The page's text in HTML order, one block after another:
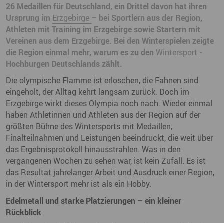
26 Medaillen für Deutschland, ein Drittel davon hat ihren
Ursprung im Erzgebirge – bei Sportlern aus der Region,
Athleten mit Training im Erzgebirge sowie Startern mit
Vereinen aus dem Erzgebirge. Bei den Winterspielen zeigte
die Region einmal mehr, warum es zu den Wintersport -
Hochburgen Deutschlands zählt.
Die olympische Flamme ist erloschen, die Fahnen sind
eingeholt, der Alltag kehrt langsam zurück. Doch im
Erzgebirge wirkt dieses Olympia noch nach. Wieder einmal
haben Athletinnen und Athleten aus der Region auf der
größten Bühne des Wintersports mit Medaillen,
Finalteilnahmen und Leistungen beeindruckt, die weit über
das Ergebnisprotokoll hinausstrahlen. Was in den
vergangenen Wochen zu sehen war, ist kein Zufall. Es ist
das Resultat jahrelanger Arbeit und Ausdruck einer Region,
in der Wintersport mehr ist als ein Hobby.
Edelmetall und starke Platzierungen – ein kleiner
Rückblick